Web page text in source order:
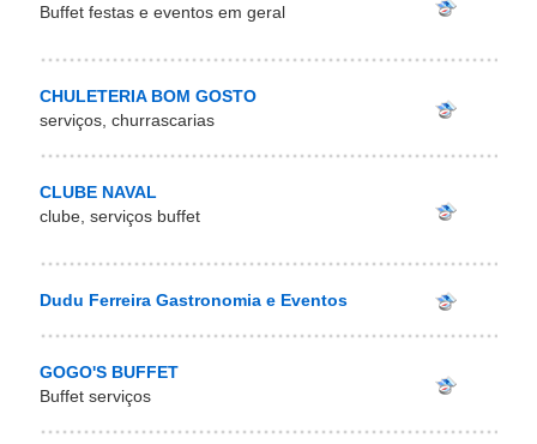
Buffet festas e eventos em geral
CHULETERIA BOM GOSTO
serviços, churrascarias
CLUBE NAVAL
clube, serviços buffet
Dudu Ferreira Gastronomia e Eventos
GOGO'S BUFFET
Buffet serviços